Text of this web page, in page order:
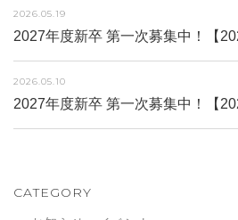
2026.05.19
2027年度新卒 第一次募集中！【
2026.05.10
2027年度新卒 第一次募集中！【
CATEGORY